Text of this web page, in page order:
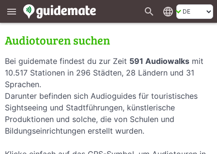
menu search language
Audiotouren suchen
Bei guidemate findest du zur Zeit 591 Audiowalks mit
10.517 Stationen in 296 Städten, 28 Ländern und 31
Sprachen.
Darunter befinden sich Audioguides für touristisches
Sightseeing und Stadtführungen, künstlerische
Produktionen und solche, die von Schulen und
Bildungseinrichtungen erstellt wurden.